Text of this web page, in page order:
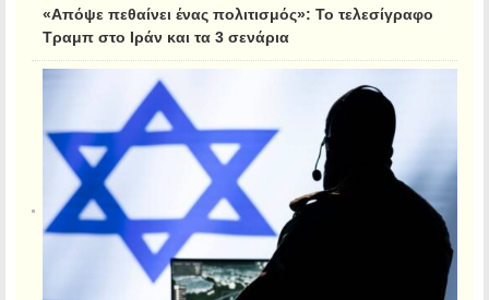
«Απόψε πεθαίνει ένας πολιτισμός»: Το τελεσίγραφο
Τραμπ στο Ιράν και τα 3 σενάρια